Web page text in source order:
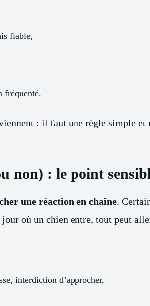
fiable,
fréquenté.
: il faut une règle simple et
non) : le point
une réaction en chaîne.
où un chien entre, tout peut
interdiction d’approcher,